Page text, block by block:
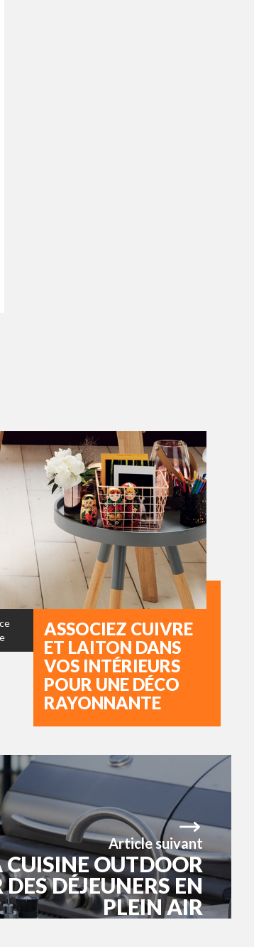
ASSOCIEZ CUIVRE
ET LAITON DANS
VOS INTÉRIEURS
POUR UNE DÉCO
RAYONNANTE
Article suivant
CUISINE OUTDOOR
DES DÉJEUNERS EN
PLEIN AIR